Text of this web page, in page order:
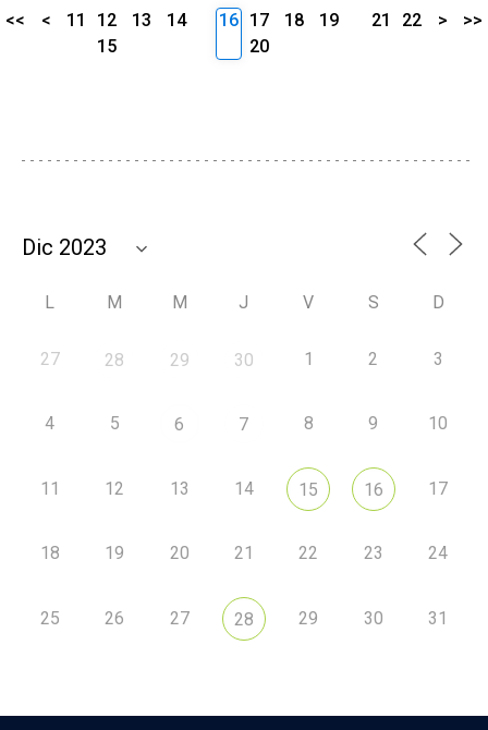
<< < 11 12 13
14
15
16 17 18
19
20
21 22 > >>
L M M J V S D
27 28 29 30 1 2 3
4 5 6 7 8 9 10
11 12 13 14 15 16 17
18 19 20 21 22 23 24
25 26 27 28 29 30 31